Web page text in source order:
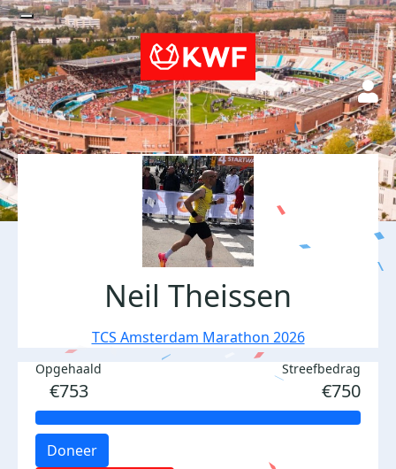
Neil Theissen
TCS Amsterdam Marathon 2026
Opgehaald
€753
Streefbedrag
€750
Doneer